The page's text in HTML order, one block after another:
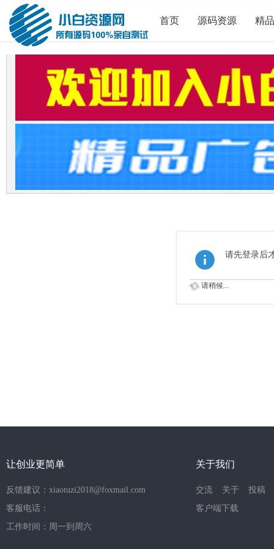
首页 源码资源 精
请先登录后
请稍候...
让创业更简单
反馈建议：xiaotuzi2018@foxmail.com
客服电话：
工作时间：周一到周六
关于我们
交流 关于
投稿
客户端下载